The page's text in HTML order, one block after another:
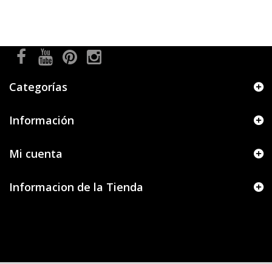
Categorías
Información
Mi cuenta
Informacion de la Tienda